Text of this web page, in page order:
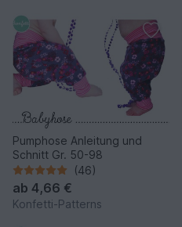
Pumphose Anleitung und
Schnitt Gr. 50-98
(46)
ab 4,66 €
Konfetti-Patterns